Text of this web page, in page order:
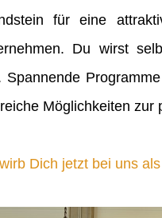
für eine
Du wirst
Spannende
Möglichkeiten zur
Dich jetzt bei uns